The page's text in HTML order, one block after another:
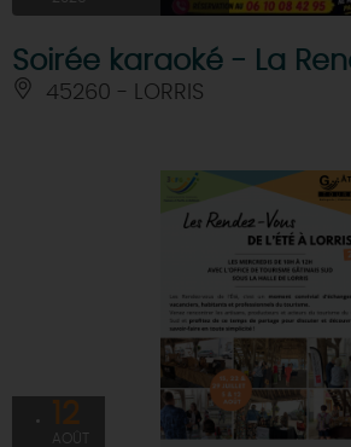
Soirée karaoké - La
45260 - LORRIS
12
AOÛT